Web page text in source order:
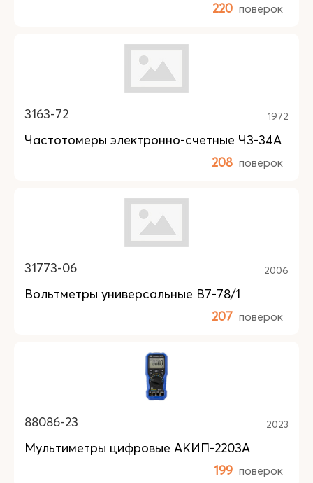
220 поверок
3163-72 1972
Частотомеры электронно-счетные Ч3-34А
208 поверок
31773-06 2006
Вольтметры универсальные В7-78/1
207 поверок
88086-23 2023
Мультиметры цифровые АКИП-2203A
199 поверок